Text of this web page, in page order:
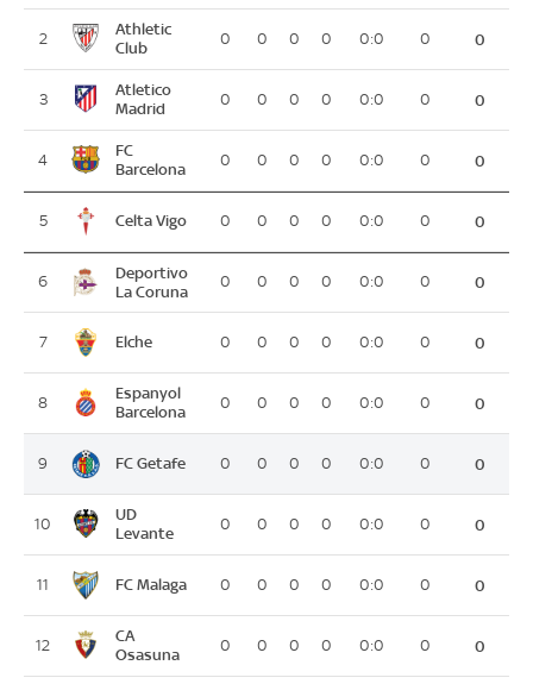
2
Athletic
Club
0 0 0 0 0:0 0 0
3
Atletico
Madrid
0 0 0 0 0:0 0 0
4
FC
Barcelona
0 0 0 0 0:0 0 0
5 Celta Vigo 0 0 0 0 0:0 0 0
6
Deportivo
La Coruna
0 0 0 0 0:0 0 0
7 Elche 0 0 0 0 0:0 0 0
8
Espanyol
Barcelona
0 0 0 0 0:0 0 0
9 FC Getafe 0 0 0 0 0:0 0 0
10
UD
Levante
0 0 0 0 0:0 0 0
11 FC Malaga 0 0 0 0 0:0 0 0
12
CA
Osasuna
0 0 0 0 0:0 0 0